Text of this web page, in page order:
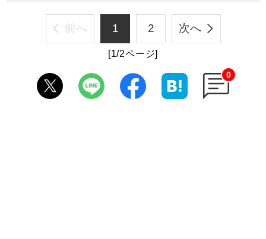
前へ 1 2 次へ
[1/2ページ]
0